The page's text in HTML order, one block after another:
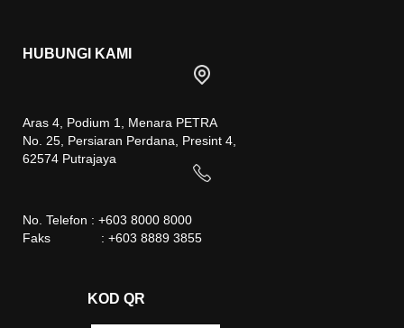
HUBUNGI KAMI
Aras 4, Podium 1, Menara PETRA
No. 25, Persiaran Perdana, Presint 4,
62574 Putrajaya
No. Telefon : +603 8000 8000
Faks : +603 8889 3855
KOD QR